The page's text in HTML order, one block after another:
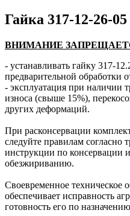
Гайка 317-12-26-05
ВНИМАНИЕ
- устанавливать гайку 317-
предварительной обработки
- эксплуатация при наличии
износа (свыше 15%),
других деформаций.
При расконсервации
следуйте правилам согласно
инструкции по консервации и
обезжириванию.
Своевременное техническое
обеспечивает исправность
готовность его по